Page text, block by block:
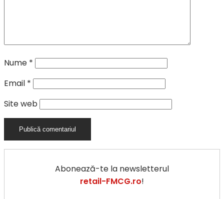
Nume *
Email *
Site web
Abonează-te la newsletterul
retail-FMCG.ro!